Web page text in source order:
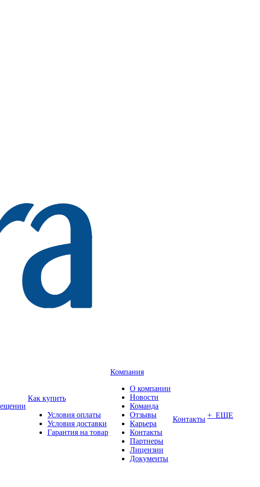
Как купить
Условия оплаты
Условия доставки
Гарантия на товар
Компания
О компании
Новости
Команда
Отзывы
Карьера
Контакты
Партнеры
Лицензии
Документы
Контакты + ЕЩЕ